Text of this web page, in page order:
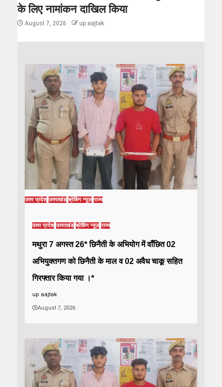
के लिए नामांकन दाखिल किया
August 7, 2026 up aajtak
उत्तर प्रदेश उत्तराखंड ब्रेकिंग न्यूज़ राज्य
उत्तर प्रदेश उत्तराखंड ब्रेकिंग न्यूज़ राज्य
मथुरा 7 अगस्त 26* छिनैती के अभियोग में वाँछित 02
अभियुक्तगण को छिनैती के माल व 02 अवैध चाकू सहित
गिरफ्तार किया गया ।*
up aajtak
August 7, 2026